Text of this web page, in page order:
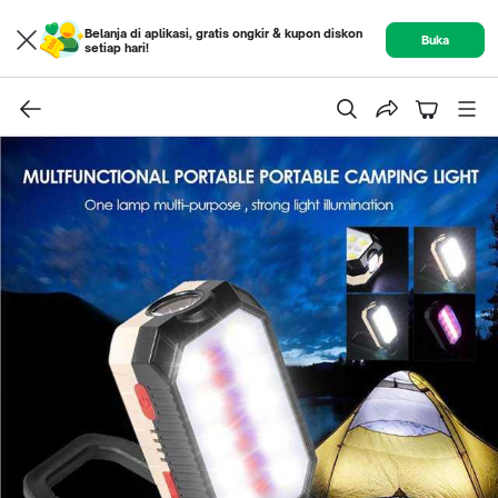
Belanja di aplikasi, gratis ongkir & kupon diskon
setiap hari!
Buka